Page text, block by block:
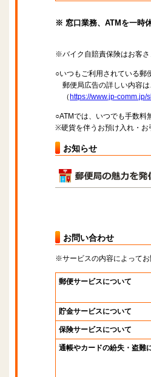
※ 窓口業務、ATMを一時
※バイク自賠責保険はお客
○いつもご利用されている郵
郵便局広告の詳しい内容
（ https://www.jp-
○ATMでは、いつでも手数
※硬貨を伴うお預け入れ・お
お知らせ
お問い合わせ
※サービスの内容によって
郵便サービスについて
貯金サービスについて
保険サービスについて
通帳やカードの紛失・盗難